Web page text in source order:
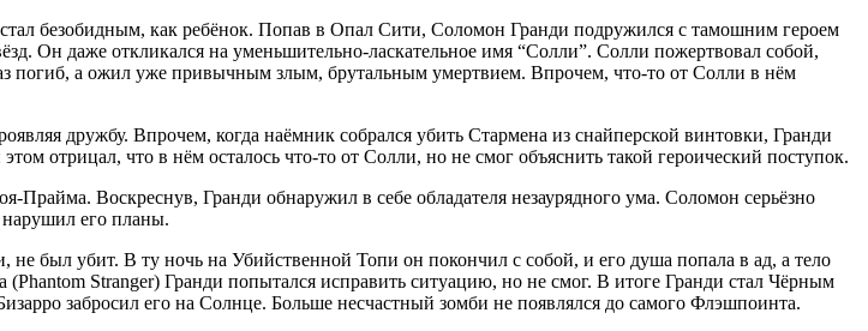
безобидным, как ребёнок. Попав в Опал Сити, Соломон Гранди подружился с тамошним героем
даже откликался на уменьшительно-ласкательное имя “Солли”. Солли пожертвовал собой,
погиб, а ожил уже привычным злым, брутальным умертвием. Впрочем, что-то от Солли в нём
дружбу. Впрочем, когда наёмник собрался убить Стармена из снайперской винтовки, Гранди
отрицал, что в нём осталось что-то от Солли, но не смог объяснить такой героический поступок.
Воскреснув, Гранди обнаружил в себе обладателя незаурядного ума. Соломон серьёзно
нарушил его планы.
был убит. В ту ночь на Убийственной Топи он покончил с собой, и его душа попала в ад, а тело
Stranger) Гранди попытался исправить ситуацию, но не смог. В итоге Гранди стал Чёрным
забросил его на Солнце. Больше несчастный зомби не появлялся до самого Флэшпоинта.